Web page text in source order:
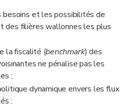
besoins et les possibilités de
des filières wallonnes les plus
la fiscalité (benchmark) des
ne pénalise pas les
;
dynamique envers les flux
;